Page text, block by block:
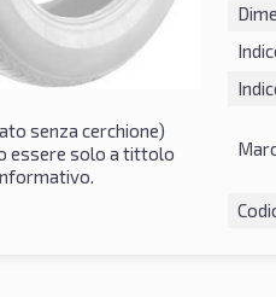
senza cerchione)
essere solo a tittolo